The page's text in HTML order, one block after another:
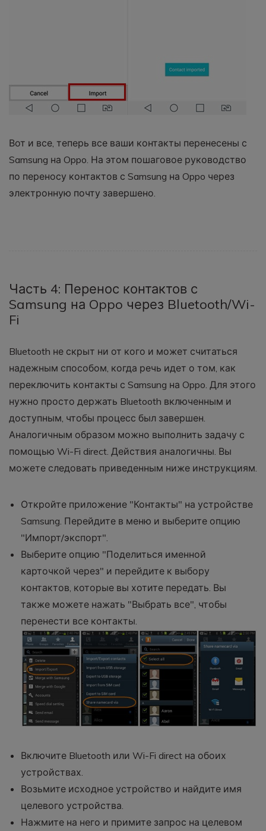
Вот и все, теперь все ваши контакты перенесены с
Samsung на Oppo. На этом пошаговое руководство
по переносу контактов с Samsung на Oppo через
электронную почту завершено.
Часть 4: Перенос контактов с
Samsung на Oppo через Bluetooth/Wi-
Fi
Bluetooth не скрыт ни от кого и может считаться
надежным способом, когда речь идет о том, как
переключить контакты с Samsung на Oppo. Для этого
нужно просто держать Bluetooth включенным и
доступным, чтобы процесс был завершен.
Аналогичным образом можно выполнить задачу с
помощью Wi-Fi direct. Действия аналогичны. Вы
можете следовать приведенным ниже инструкциям.
Откройте приложение "Контакты" на устройстве
Samsung. Перейдите в меню и выберите опцию
"Импорт/экспорт".
Выберите опцию "Поделиться именной
карточкой через" и перейдите к выбору
контактов, которые вы хотите передать. Вы
также можете нажать "Выбрать все", чтобы
перенести все контакты.
Включите Bluetooth или Wi-Fi direct на обоих
устройствах.
Возьмите исходное устройство и найдите имя
целевого устройства.
Нажмите на него и примите запрос на целевом